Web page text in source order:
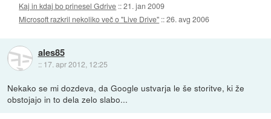
Kaj in kdaj bo prinesel Gdrive ::21. jan 2009
Microsoft razkril nekoliko več o "Live Drive" ::26. avg 2006
ales85
:: 17. apr 2012, 12:25
Nekako se mi dozdeva, da Google ustvarja le še storitve, ki že
obstojajo in to dela zelo slabo...